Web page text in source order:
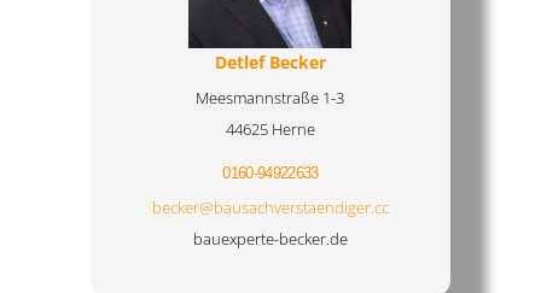
Detlef Becker
Meesmannstraße 1-3
44625 Herne
0160-94922633
becker@bausachverstaendiger.cc
bauexperte-becker.de